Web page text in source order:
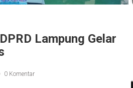
Lampung Gelar
0 Komentar